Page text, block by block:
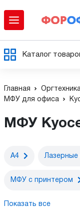
Каталог
Главная
МФУ для офиса
МФУ
А4
МФУ c принтером
Показать все